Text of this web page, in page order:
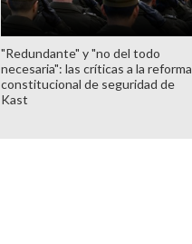
"Redundante" y "no del todo
necesaria": las críticas a la reforma
constitucional de seguridad de
Kast